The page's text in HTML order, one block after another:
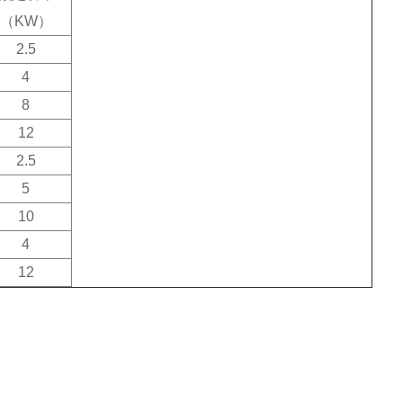
（ KW）
2.5
4
8
12
2.5
5
10
4
12